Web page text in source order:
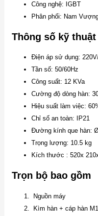
Công nghệ: IGBT
Phân phối: Nam
Thông số kỹ thuật
Điện áp sử dụng:
Tần số: 50/60Hz
Công suất: 12 KVa
Cường độ dòng hàn:
Hiệu suất làm việc:
Chỉ số an toàn: IP21
Đường kính que hàn:
Trọng lượng: 10.5 kg
Kích thước : 520x
Trọn bộ bao gồm
Nguồn máy
Kìm hàn + cáp hàn